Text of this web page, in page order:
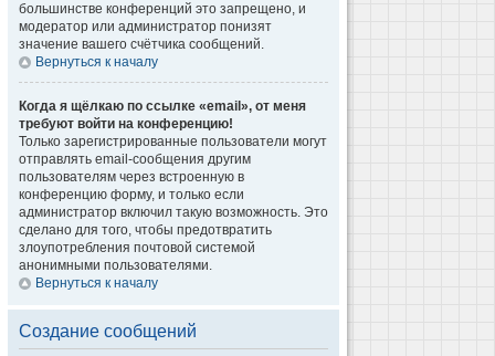
большинстве конференций это запрещено, и
модератор или администратор понизят
значение вашего счётчика сообщений.
Вернуться к началу
Когда я щёлкаю по ссылке «email», от меня
требуют войти на конференцию!
Только зарегистрированные пользователи могут
отправлять email-сообщения другим
пользователям через встроенную в
конференцию форму, и только если
администратор включил такую возможность. Это
сделано для того, чтобы предотвратить
злоупотребления почтовой системой
анонимными пользователями.
Вернуться к началу
Создание сообщений